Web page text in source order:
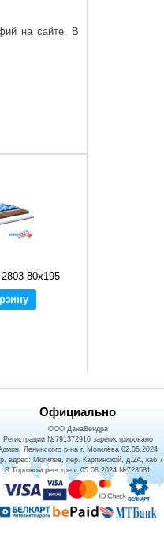
на сайте. В
80x195
Официально
ООО ДанаВендра
Регистрации №791372916 зарегистрировано
Ленинского р-на г. Могилёва 02.05.2024
адрес: Могилев, пер. Карпинской, д.2А, каб 7
В Торговом реестре с 05.08.2024 №723581